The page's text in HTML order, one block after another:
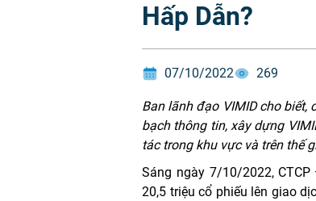
Hấp Dẫn?
07/10/2022 269
Ban lãnh đạo VIMID cho
bạch thông tin, xây dựng
tác trong khu vực và trên thế
Sáng ngày 7/10/2022,
20,5 triệu cổ phiếu lên giao